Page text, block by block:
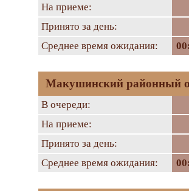
На приеме:
Принято за день:
Среднее время ожидания:
Макушинский районный
В очереди:
На приеме:
Принято за день:
Среднее время ожидания: